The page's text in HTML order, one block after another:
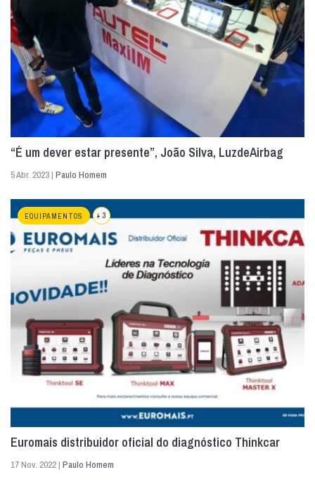
“É um dever estar presente”, João Silva, LuzdeAirbag
5 Abr. 2023 | Paulo Homem
EQUIPAMENTOS + 3
Euromais distribuidor oficial do diagnóstico Thinkcar
17 Nov. 2022 | Paulo Homem